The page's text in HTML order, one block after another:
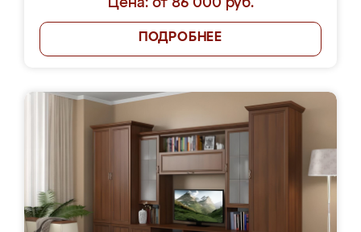
Цена: от 86 000 руб.
ПОДРОБНЕЕ